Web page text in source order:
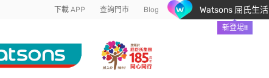
下載 APP 查詢門市 Blog Watsons 屈氏生活
新登場!!